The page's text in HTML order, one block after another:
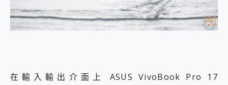
在輸入輸出介面上 ASUS VivoBook Pro 17